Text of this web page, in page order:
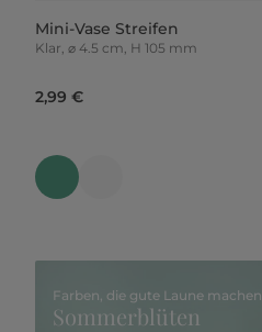
Mini-Vase Streifen
Klar, ⌀ 4.5 cm, H 105 mm
2,99 €
Farben, die gute Laune machen
Sommerblüten